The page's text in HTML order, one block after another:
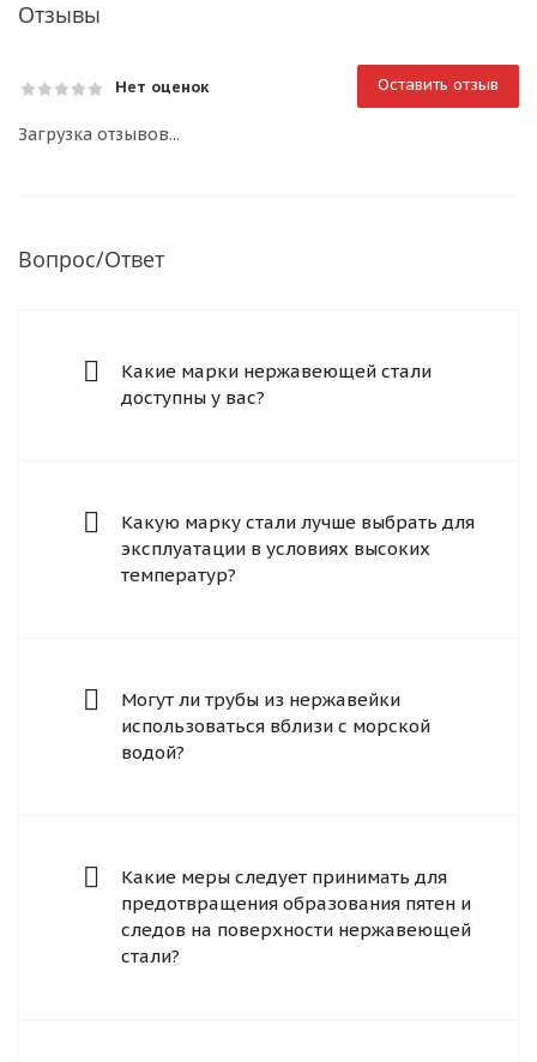
Отзывы
Нет оценок Оставить отзыв
Загрузка отзывов...
Вопрос/Ответ
Какие марки нержавеющей стали
доступны у вас?
Какую марку стали лучше выбрать для
эксплуатации в условиях высоких
температур?
Могут ли трубы из нержавейки
использоваться вблизи с морской
водой?
Какие меры следует принимать для
предотвращения образования пятен и
следов на поверхности нержавеющей
стали?